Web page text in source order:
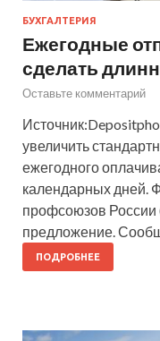
БУХГАЛТЕРИЯ
Ежегодные
сделать
Оставьте комментарий
увеличить
ежегодного
календарных дней.
профсоюзов
предложение.
ПОДРОБНЕЕ